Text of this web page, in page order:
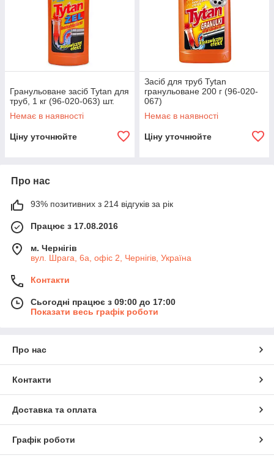
Гранульоване засіб Tytan для
труб, 1 кг (96-020-063) шт.
Немає в наявності
Ціну уточнюйте
Засіб для труб Tytan
гранульоване 200 г (96-020-
067)
Немає в наявності
Ціну уточнюйте
Про нас
93% позитивних з 214 відгуків за рік
Працює з 17.08.2016
м. Чернігів
вул. Шрага, 6а, офіс 2, Чернігів, Україна
Контакти
Сьогодні працює з 09:00 до 17:00
Показати весь графік роботи
Про нас
Контакти
Доставка та оплата
Графік роботи